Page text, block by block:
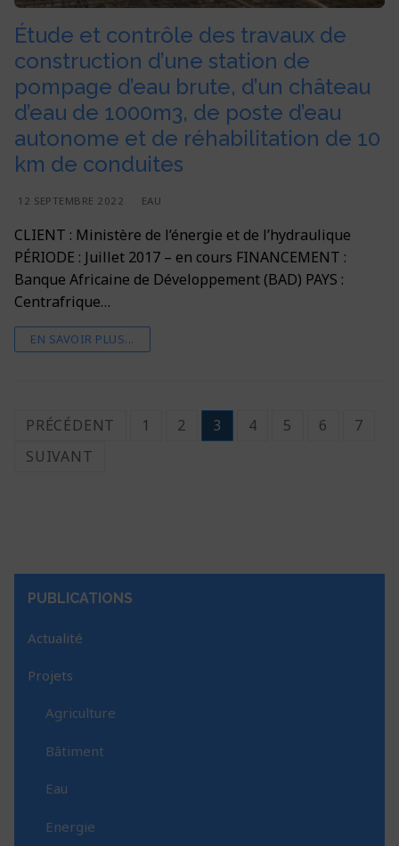
Étude et contrôle des travaux de
construction d’une station de
pompage d’eau brute, d’un château
d’eau de 1000m3, de poste d’eau
autonome et de réhabilitation de 10
km de conduites
12 SEPTEMBRE 2022 EAU
CLIENT : Ministère de l’énergie et de l’hydraulique
PÉRIODE : Juillet 2017 – en cours FINANCEMENT :
Banque Africaine de Développement (BAD) PAYS :
Centrafrique…
EN SAVOIR PLUS...
PRÉCÉDENT 1 2 3 4 5 6
7
SUIVANT
PUBLICATIONS
Actualité
Projets
Agriculture
Bâtiment
Eau
Energie